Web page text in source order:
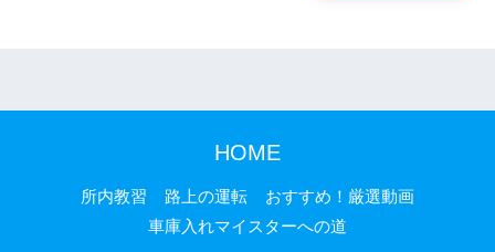
HOME
所内教習 路上の運転
おすすめ！厳選動画
車庫入れマイスターへの道